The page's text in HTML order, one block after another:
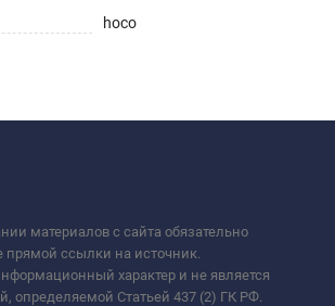
hoco
материалов с сайта обязательно
прямой ссылки на источник.
характер и не является
определяемой Статьей 437 (2) ГК РФ.